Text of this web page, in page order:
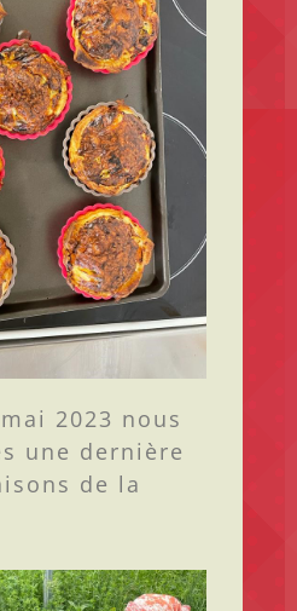
2023 nous
une dernière
de la